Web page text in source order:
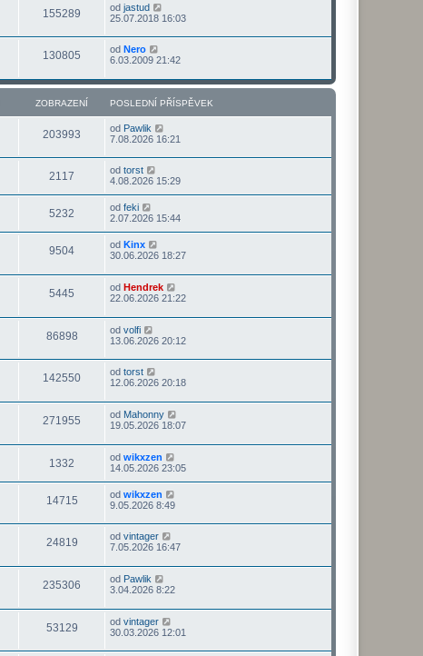
155289 od jastud
25.07.2018 16:03
130805 od Nero
6.03.2009 21:42
ZOBRAZENÍ POSLEDNÍ PŘÍSPĚVEK
203993 od Pawlik
7.08.2026 16:21
2117 od torst
4.08.2026 15:29
5232 od feki
2.07.2026 15:44
9504 od Kinx
30.06.2026 18:27
5445 od Hendrek
22.06.2026 21:22
86898 od volfi
13.06.2026 20:12
142550 od torst
12.06.2026 20:18
271955 od Mahonny
19.05.2026 18:07
1332 od wikxzen
14.05.2026 23:05
14715 od wikxzen
9.05.2026 8:49
24819 od vintager
7.05.2026 16:47
235306 od Pawlik
3.04.2026 8:22
53129 od vintager
30.03.2026 12:01